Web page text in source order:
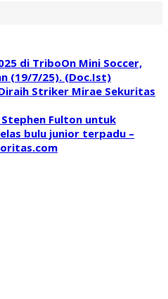
Diraih Striker Mirae Sekuritas
Fulton untuk
bulu junior terpadu –